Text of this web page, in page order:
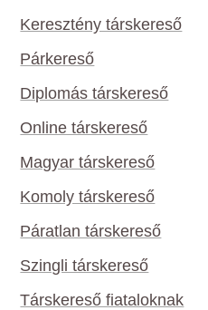
Keresztény társkereső
Párkereső
Diplomás társkereső
Online társkereső
Magyar társkereső
Komoly társkereső
Páratlan társkereső
Szingli társkereső
Társkereső fiataloknak